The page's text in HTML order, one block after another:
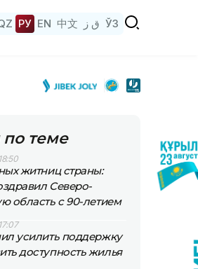
РУ EN 中文 ق ز ЎЗ
теме
житниц страны:
Северо-
область с 90-летием
усилить поддержку
доступность жилья